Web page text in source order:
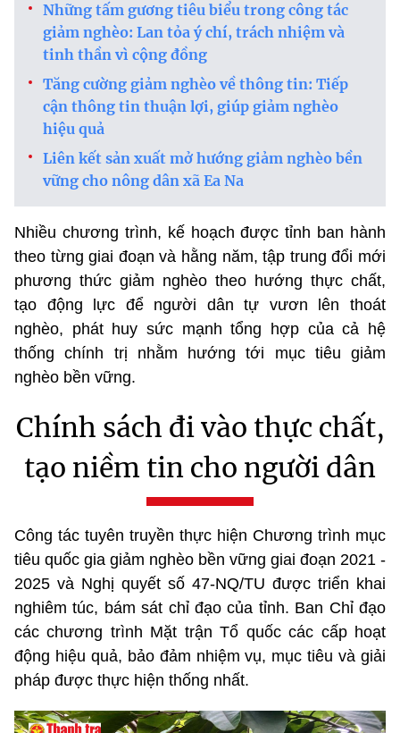
Những tấm gương tiêu biểu trong công tác
giảm nghèo: Lan tỏa ý chí, trách nhiệm và
tinh thần vì cộng đồng
Tăng cường giảm nghèo về thông tin: Tiếp
cận thông tin thuận lợi, giúp giảm nghèo
hiệu quả
Liên kết sản xuất mở hướng giảm nghèo bền
vững cho nông dân xã Ea Na
Nhiều chương trình, kế hoạch được tỉnh ban hành
theo từng giai đoạn và hằng năm, tập trung đổi mới
phương thức giảm nghèo theo hướng thực chất,
tạo động lực để người dân tự vươn lên thoát
nghèo, phát huy sức mạnh tổng hợp của cả hệ
thống chính trị nhằm hướng tới mục tiêu giảm
nghèo bền vững.
Chính sách đi vào thực chất,
tạo niềm tin cho người dân
Công tác tuyên truyền thực hiện Chương trình mục
tiêu quốc gia giảm nghèo bền vững giai đoạn 2021 -
2025 và Nghị quyết số 47-NQ/TU được triển khai
nghiêm túc, bám sát chỉ đạo của tỉnh. Ban Chỉ đạo
các chương trình Mặt trận Tổ quốc các cấp hoạt
động hiệu quả, bảo đảm nhiệm vụ, mục tiêu và giải
pháp được thực hiện thống nhất.